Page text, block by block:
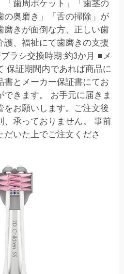
「歯周ポケット」「歯茎の
の奥磨き」「舌の掃除」が
磨きが面倒な方、正しい歯
護、福祉にて歯磨きの支援
ラシ交換時期:約3か月 ■メ
保証期間内であれば商品に
書とメーカー保証書にてお
きます。 お手元に届きま
をお願いします。ご注文後
、承っておりません。 事前
いた上でご注文くださ